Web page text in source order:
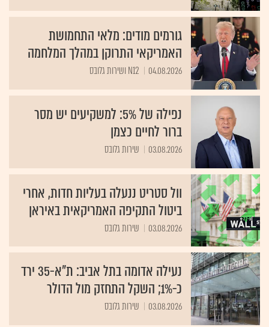
גורמים מודים: מלאי התחמושת
האמריקאי התרוקן במהלך המלחמה
04.08.2026 N12 ושירות גלובס
נפילה של 5%: למשקיעים יש מסר
ברור לחיים כצמן
03.08.2026 שירות גלובס
וול סטריט ננעלה בעליות חדות, אחרי
ביטול התקיפה האמריקאית באיראן
03.08.2026 שירות גלובס
נעילה אדומה בתל אביב: ת"א-35 ירד
כ-1%; השקל התחזק מול הדולר
03.08.2026 שירות גלובס